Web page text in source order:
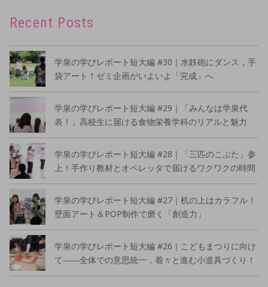
Recent Posts
学泉の学びレポート短大編 #30｜水鉄砲にダンス，手
袋アート！ゼミ企画がいよいよ「完成」へ
学泉の学びレポート短大編 #29｜「みんなは学泉代
表！」高校生に届ける食物栄養学科のリアルと魅力
学泉の学びレポート短大編 #28｜「三匹のこぶた」参
上！手作り教材とオペレッタで届けるワクワクの時間
学泉の学びレポート短大編 #27｜机の上はカラフル！
壁面アート＆POP制作で磨く「創造力」
学泉の学びレポート短大編 #26｜こどもまつりに向け
て――全体での意思統一，着々と進む小道具づくり！